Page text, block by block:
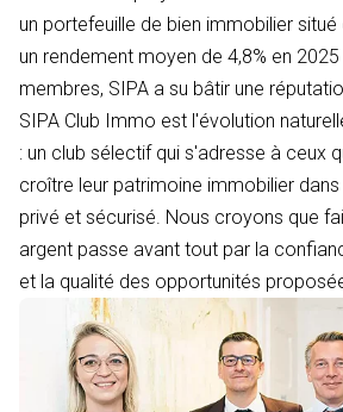
un portefeuille de bien immobilier
un rendement moyen de 4,8% en
membres, SIPA a su bâtir une
SIPA Club Immo est l'évolution
: un club sélectif qui s'adresse à ceux
croître leur patrimoine immobilier
privé et sécurisé. Nous croyons que
argent passe avant tout par la
et la qualité des opportunités